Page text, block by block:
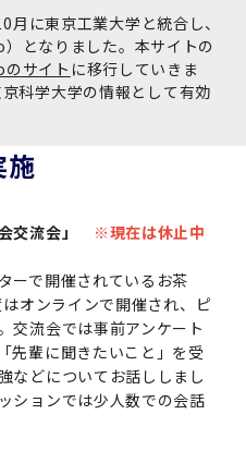
」（冊子）
大学院研究生募集
び大学院研究生募集
窓口
(医歯学系)
知と癒しの次世代
グラム Science
学系)春募集につい
総合知と癒しの次世
ログラム Science
プレベルAI研究の
人材育成プログラム
BOOST（医歯学
究のための共創型
ラム対象学生（医
ンティスト）養成支
（クリニシャン・
援制度の募集につい
ップ
科）
科）
科）トップ
科）
科）
金
生
卒業生
者・一般の方
ご利用の方
に東京工業大学と統合し、
となりました。本サイトの
サイト に移行していきま
科学大学の情報として有効
施
交流会」
※現在は休止中
ーで開催されているお茶
オンラインで開催され、ピ
交流会では事前アンケート
先輩に聞きたいこと」を受
などについてお話ししまし
ションでは少人数での会話